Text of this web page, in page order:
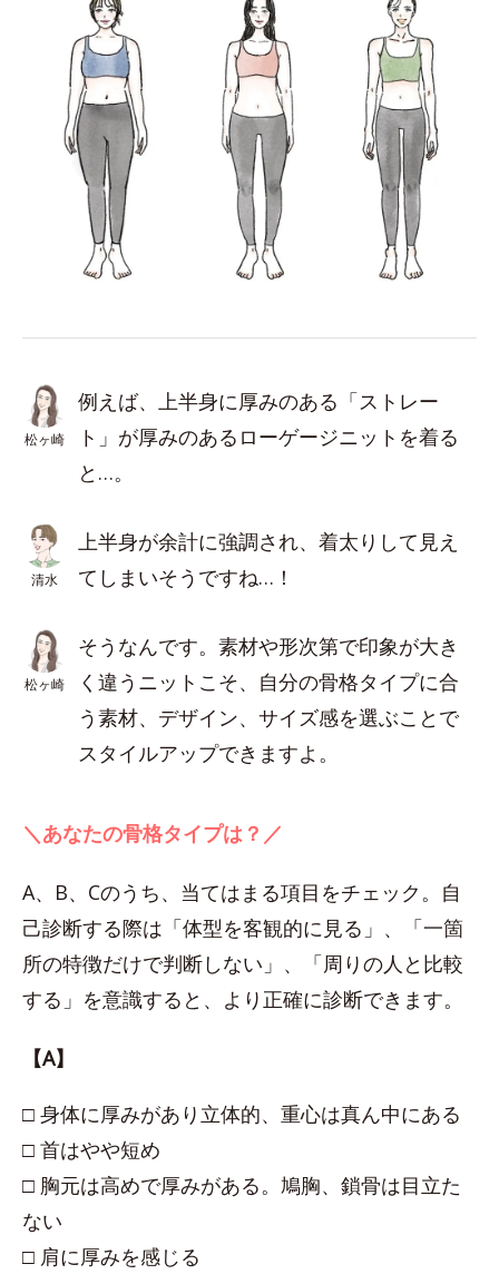
松ヶ崎
例えば、上半身に厚みのある「ストレー
ト」が厚みのあるローゲージニットを着る
と…。
清水
上半身が余計に強調され、着太りして見え
てしまいそうですね…！
松ヶ崎
そうなんです。素材や形次第で印象が大き
く違うニットこそ、自分の骨格タイプに合
う素材、デザイン、サイズ感を選ぶことで
スタイルアップできますよ。
＼あなたの骨格タイプは？／
A、B、Cのうち、当てはまる項目をチェック。自
己診断する際は「体型を客観的に見る」、「一箇
所の特徴だけで判断しない」、「周りの人と比較
する」を意識すると、より正確に診断できます。
【A】
□ 身体に厚みがあり立体的、重心は真ん中にある
□ 首はやや短め
□ 胸元は高めで厚みがある。鳩胸、鎖骨は目立た
ない
□ 肩に厚みを感じる